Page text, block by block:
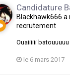
Candidature
Blackhawk666 a
recrutement
Ouaiiiiii
le 6 mars 2017